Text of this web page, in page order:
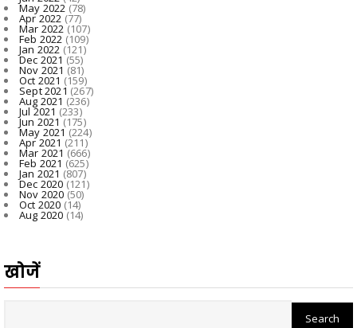
May 2022(78)
Apr 2022 (77)
Mar 2022(107)
Feb 2022 (109)
Jan 2022 (121)
Dec 2021 (55)
Nov 2021 (81)
Oct 2021 (159)
Sept 2021 (267)
Aug 2021 (236)
Jul 2021 (233)
Jun 2021(175)
May 2021(224)
Apr 2021 (211)
Mar 2021 (666)
Feb 2021 (625)
Jan 2021 (807)
Dec 2020(121)
Nov 2020 (50)
Oct 2020 (14)
Aug 2020(14)
खोजें